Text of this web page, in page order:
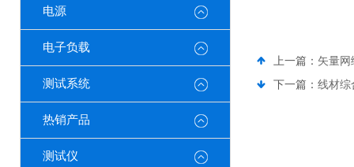
电源
电子负载
测试系统
热销产品
测试仪
上一篇： 矢量网
下一篇： 线材综